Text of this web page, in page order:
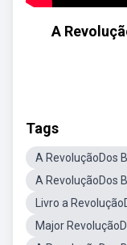
A
Tags
A RevoluçãoDos
A RevoluçãoDos
Livro a
Major